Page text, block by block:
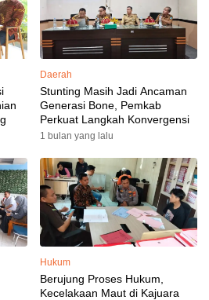
Daerah
Stunting Masih Jadi Ancaman
Generasi Bone, Pemkab
Perkuat Langkah Konvergensi
1 bulan yang lalu
Hukum
Berujung Proses Hukum,
Kecelakaan Maut di Kajuara